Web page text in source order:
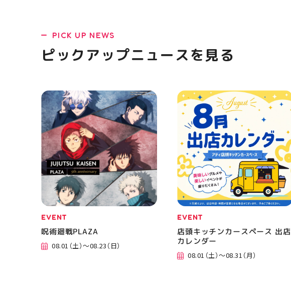
ニングシューズの最新作になり
ます！ ・ 気になる方は是非、
でお待ちしております
(⁠◍⁠•⁠ᴗ⁠•⁠◍⁠)⁠ ・ #ゼビオ #アティ
郡山 #福島美少女図鑑 #照山楓
香 #ASICS
PICK UP NEWS
ピックアップニュースを見る
EVENT
呪術廻戦PLAZA
08.01（土）～08.23（日）
EVENT
店頭キッチンカースペース 出店
カレンダー
08.01（土）～08.31（月）